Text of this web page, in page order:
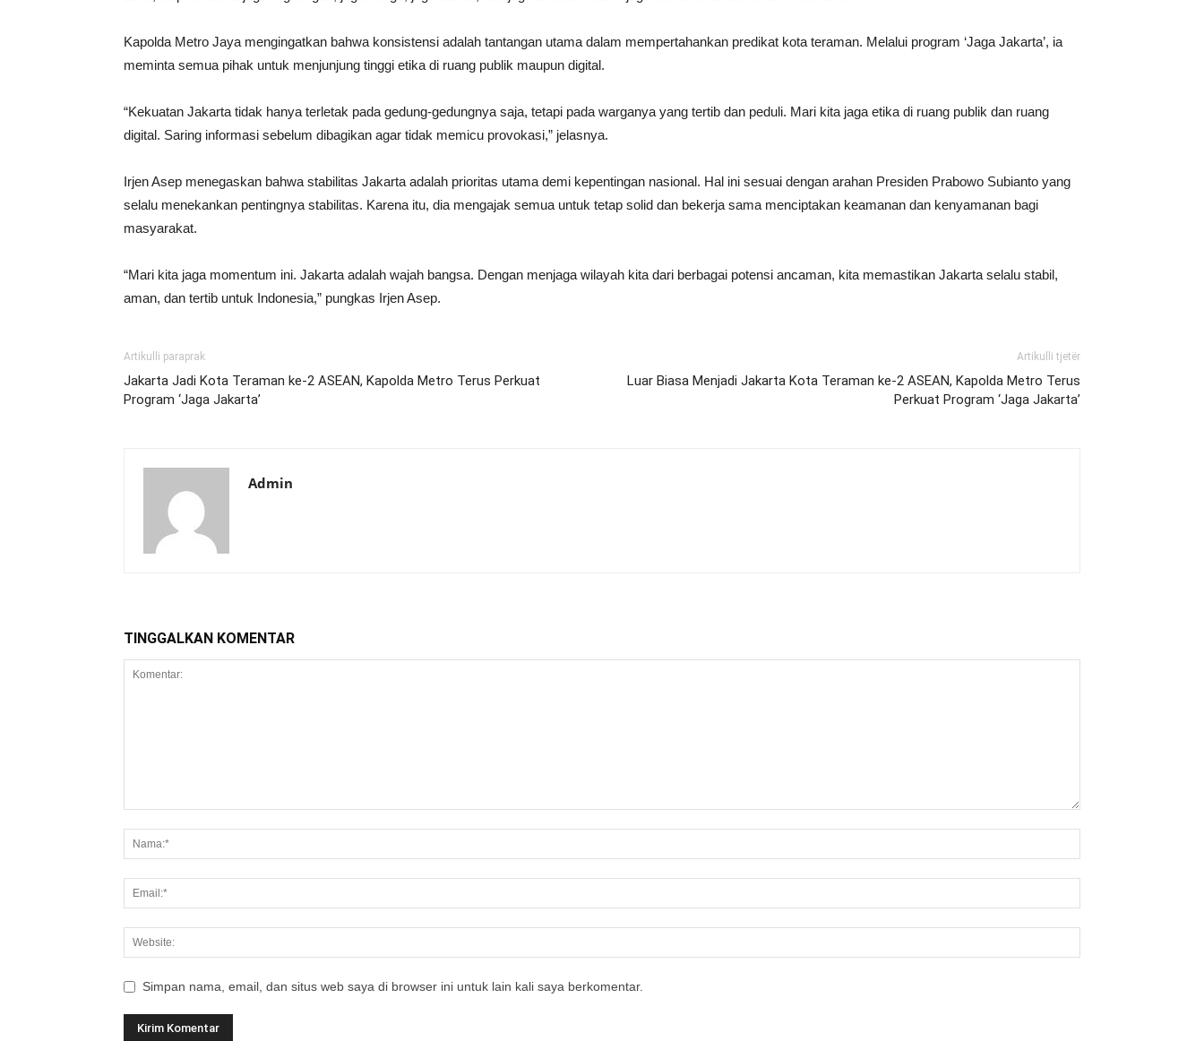
Kapolda Metro Jaya mengingatkan bahwa konsistensi adalah tantangan utama dalam mempertahankan predikat kota teraman. Melalui program ‘Jaga Jakarta’, ia
meminta semua pihak untuk menjunjung tinggi etika di ruang publik maupun digital.
“Kekuatan Jakarta tidak hanya terletak pada gedung-gedungnya saja, tetapi pada warganya yang tertib dan peduli. Mari kita jaga etika di ruang publik dan ruang
digital. Saring informasi sebelum dibagikan agar tidak memicu provokasi,” jelasnya.
Irjen Asep menegaskan bahwa stabilitas Jakarta adalah prioritas utama demi kepentingan nasional. Hal ini sesuai dengan arahan Presiden Prabowo Subianto yang
selalu menekankan pentingnya stabilitas. Karena itu, dia mengajak semua untuk tetap solid dan bekerja sama menciptakan keamanan dan kenyamanan bagi
masyarakat.
“Mari kita jaga momentum ini. Jakarta adalah wajah bangsa. Dengan menjaga wilayah kita dari berbagai potensi ancaman, kita memastikan Jakarta selalu stabil,
aman, dan tertib untuk Indonesia,” pungkas Irjen Asep.
Artikulli paraprak
Jakarta Jadi Kota Teraman ke-2 ASEAN, Kapolda Metro Terus Perkuat
Program ‘Jaga Jakarta’
Artikulli tjetër
Luar Biasa Menjadi Jakarta Kota Teraman ke-2 ASEAN, Kapolda Metro Terus
Perkuat Program ‘Jaga Jakarta’
Admin
TINGGALKAN KOMENTAR
Simpan nama, email, dan situs web saya di browser ini untuk lain kali saya berkomentar.